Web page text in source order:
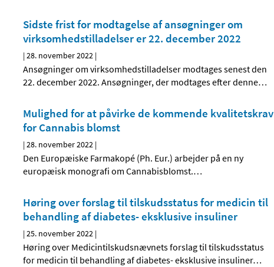
Sidste frist for modtagelse af ansøgninger om
virksomhedstilladelser er 22. december 2022
|28. november 2022 |
Ansøgninger om virksomhedstilladelser modtages senest den
22. december 2022. Ansøgninger, der modtages efter denne…
Mulighed for at påvirke de kommende kvalitetskrav
for Cannabis blomst
|28. november 2022 |
Den Europæiske Farmakopé (Ph. Eur.) arbejder på en ny
europæisk monografi om Cannabisblomst.…
Høring over forslag til tilskudsstatus for medicin til
behandling af diabetes- eksklusive insuliner
|25. november 2022 |
Høring over Medicintilskuds­nævnets forslag til tilskudsstatus
for medicin til behandling af diabetes- eksklusive insuliner…